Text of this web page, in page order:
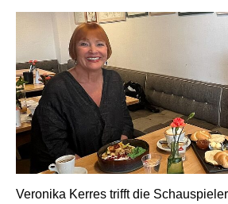
Veronika Kerres trifft die